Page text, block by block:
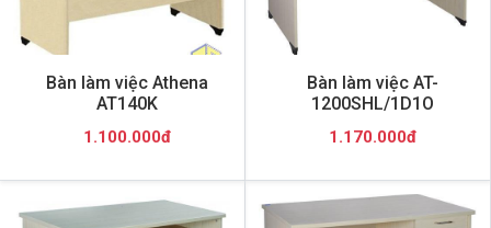
Bàn làm việc Athena
AT140K
1.100.000đ
Bàn làm việc AT-
1200SHL/1D1O
1.170.000đ